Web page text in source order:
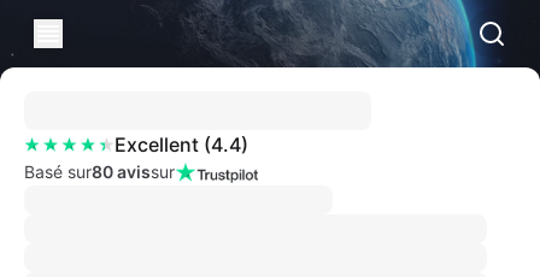
Excellent (4.4)
Basé sur80 avissur